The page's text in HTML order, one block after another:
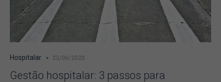
Hospitalar 22/06/2020
Gestão hospitalar: 3 passos para